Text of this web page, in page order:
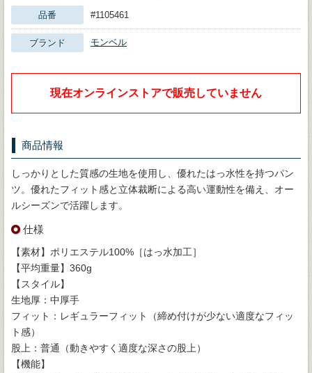
品番 #1105461
ブランド モンベル
現在オンラインストアで販売していません
商品情報
しっかりとした質感の生地を使用し、優れたはっ水性を持つパン
ツ。優れたフィット感と立体裁断による高い運動性を備え、オー
ルシーズンで活躍します。
仕様
【素材】ポリエステル100%［はっ水加工］
【平均重量】360g
【スタイル】
生地厚：中厚手
フィット：レギュラーフィット（締め付けが少ない適度なフィッ
ト感）
股上：普通（動きやすく適度な深さの股上）
【機能】